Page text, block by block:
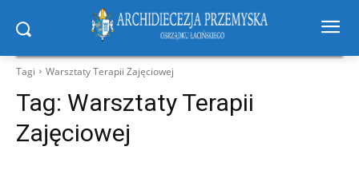
Tagi Warsztaty Terapii Zajęciowej
Tag: Warsztaty Terapii
Zajęciowej